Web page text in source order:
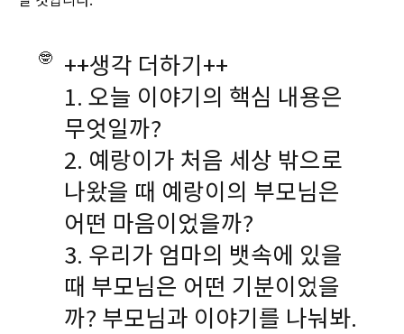
🤓 ++생각 더하기++
1. 오늘 이야기의 핵심 내용은
무엇일까?
2. 예랑이가 처음 세상 밖으로
나왔을 때 예랑이의 부모님은
어떤 마음이었을까?
3. 우리가 엄마의 뱃속에 있을
때 부모님은 어떤 기분이었을
까? 부모님과 이야기를 나눠봐.